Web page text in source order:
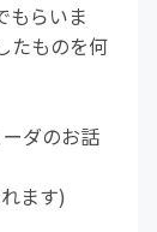
もらいま
たものを何
ダのお話
ます)